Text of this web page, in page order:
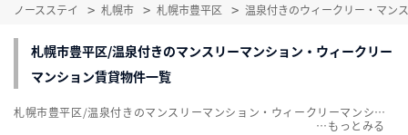
ノースステイ 札幌市 札幌市豊平区 温泉付きのウィークリー・マン
札幌市豊平区/温泉付きのマンスリーマンション・ウィークリー
マンション賃貸物件一覧
札幌市豊平区/温泉付きのマンスリーマンション・ウィークリーマンション賃貸物件一覧を掲載中。敷金・礼金無料、家具・家電付をご紹介。こだわり条件での絞込みも簡単！
…